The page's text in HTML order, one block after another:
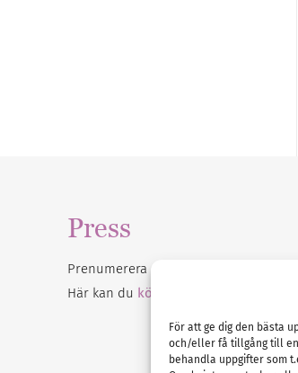
För att ge dig den bästa
och/eller få tillgång till
behandla uppgifter som
Press
Prenumerera på vårt
Här kan du köpa Bröllopsmagasinet